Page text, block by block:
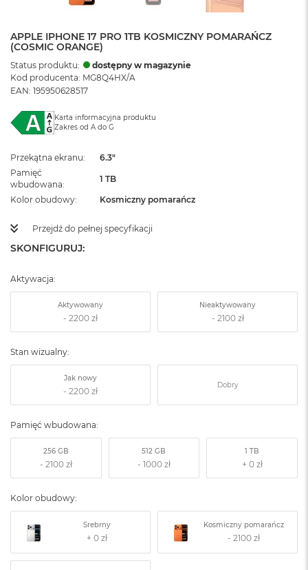
APPLE IPHONE 17 PRO 1TB KOSMICZNY POMARAŃCZ
(COSMIC ORANGE)
Status produktu:
dostępny w magazynie
Kod producenta: MG8Q4HX/A
EAN: 195950628517
Karta informacyjna produktu
Zakres od A do G
Przekątna ekranu
6.3"
Pamięć
wbudowana
1 TB
Kolor obudowy Kosmiczny pomarańcz
Przejdź do pełnej specyfikacji
SKONFIGURUJ:
Aktywacja:
Aktywowany Nieaktywowany
Stan wizualny:
Jak nowy
Dobry
Pamięć wbudowana:
256 GB 512 GB 1 TB
Kolor obudowy:
Srebrny Kosmiczny pomarańcz